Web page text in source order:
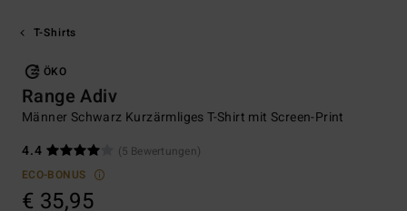
T-Shirts
ÖKO
Range Adiv
Männer Schwarz Kurzärmliges T-Shirt mit Screen-Print
4.4
(5 Bewertungen)
ECO-BONUS
€ 35,95